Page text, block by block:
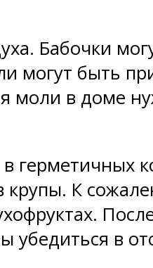
Бабочки
могут быть
в доме
герметичных
крупы. К
убедиться в